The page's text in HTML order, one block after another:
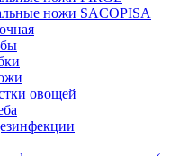
ножи SACOPISA
овощей